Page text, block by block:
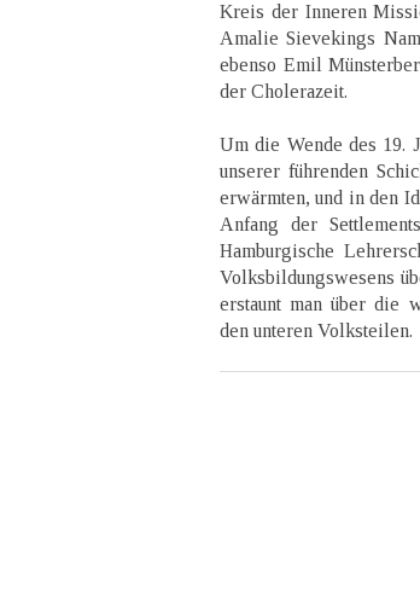
Kreis der Inneren
Amalie Sievekings
ebenso Emil
der Cholerazeit.
Um die Wende des 19.
unserer führenden
erwärmten, und in den
Anfang der
Hamburgische
Volksbildungswesens
erstaunt man über die
den unteren Volksteilen.